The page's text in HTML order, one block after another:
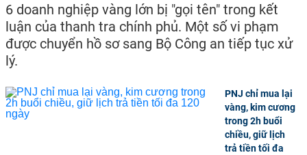
6 doanh nghiệp vàng lớn bị "gọi tên" trong kết
luận của thanh tra chính phủ. Một số vi phạm
được chuyển hồ sơ sang Bộ Công an tiếp tục xử
lý.
PNJ chỉ mua lại
vàng, kim cương
trong 2h buổi
chiều, giữ lịch
trả tiền tối đa